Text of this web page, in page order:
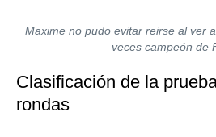
Maxime no pudo evitar reirse al ver
veces campeón de
Clasificación de la
rondas